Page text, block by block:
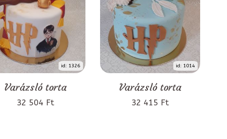
id: 1326
Varázsló torta
32 504 Ft
id: 1014
Varázsló torta
32 415 Ft